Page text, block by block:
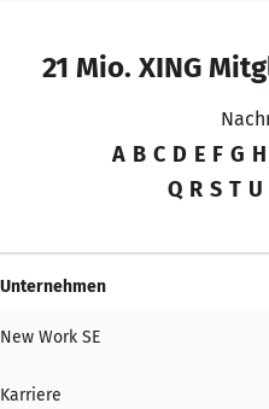
21 Mio. XING
A B C D E F G H
Q R S T U
Unternehmen
New Work SE
Karriere